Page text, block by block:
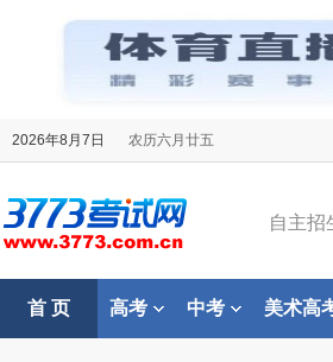
2026年8月7日 农历六月廿五
自主招
首 页 高考 中考 美术高